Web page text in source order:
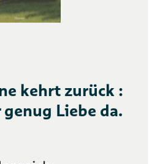
kehrt zurück :
Liebe da.